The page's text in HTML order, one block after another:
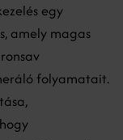
egy
amely magas
folyamatait.